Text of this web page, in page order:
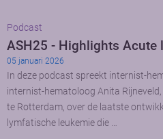
Podcast
ASH25 - Highlights
05 januari 2026
In deze podcast spreekt internist-
internist-hematoloog Anita
te Rotterdam, over de laatste
lymfatische leukemie die …